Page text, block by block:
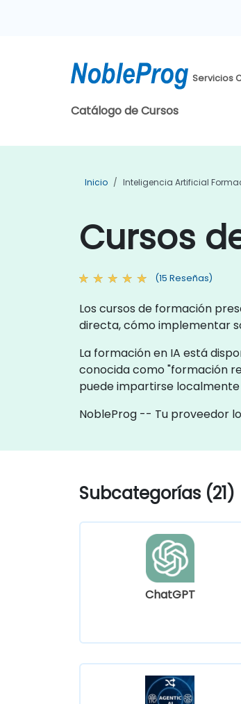
Servicios
Catálogo de Cursos
Inicio Inteligencia Artificial
Cursos
(15 Reseñas)
Los cursos de formación
directa, cómo implementar
La formación en IA está
conocida como "formación
puede impartirse
NobleProg -- Tu proveedor
Subcategorías (21)
ChatGPT